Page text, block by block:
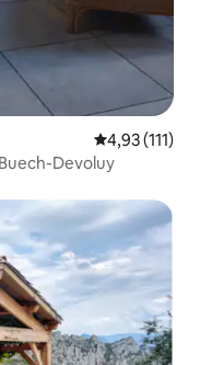
Évaluation
4,93 (111)
Devoluy